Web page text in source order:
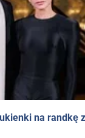
na randkę